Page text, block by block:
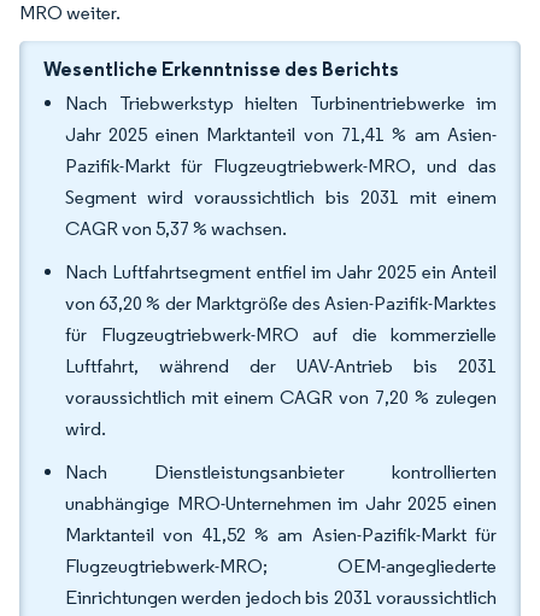
MRO weiter.
Wesentliche Erkenntnisse des Berichts
Nach Triebwerkstyp hielten Turbinentriebwerke im
Jahr 2025 einen Marktanteil von 71,41 % am Asien-
Pazifik-Markt für Flugzeugtriebwerk-MRO, und das
Segment wird voraussichtlich bis 2031 mit einem
CAGR von 5,37 % wachsen.
Nach Luftfahrtsegment entfiel im Jahr 2025 ein Anteil
von 63,20 % der Marktgröße des Asien-Pazifik-Marktes
für Flugzeugtriebwerk-MRO auf die kommerzielle
Luftfahrt, während der UAV-Antrieb bis 2031
voraussichtlich mit einem CAGR von 7,20 % zulegen
wird.
Nach Dienstleistungsanbieter kontrollierten
unabhängige MRO-Unternehmen im Jahr 2025 einen
Marktanteil von 41,52 % am Asien-Pazifik-Markt für
Flugzeugtriebwerk-MRO; OEM-angegliederte
Einrichtungen werden jedoch bis 2031 voraussichtlich